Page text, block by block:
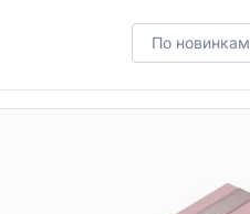
По новинкам